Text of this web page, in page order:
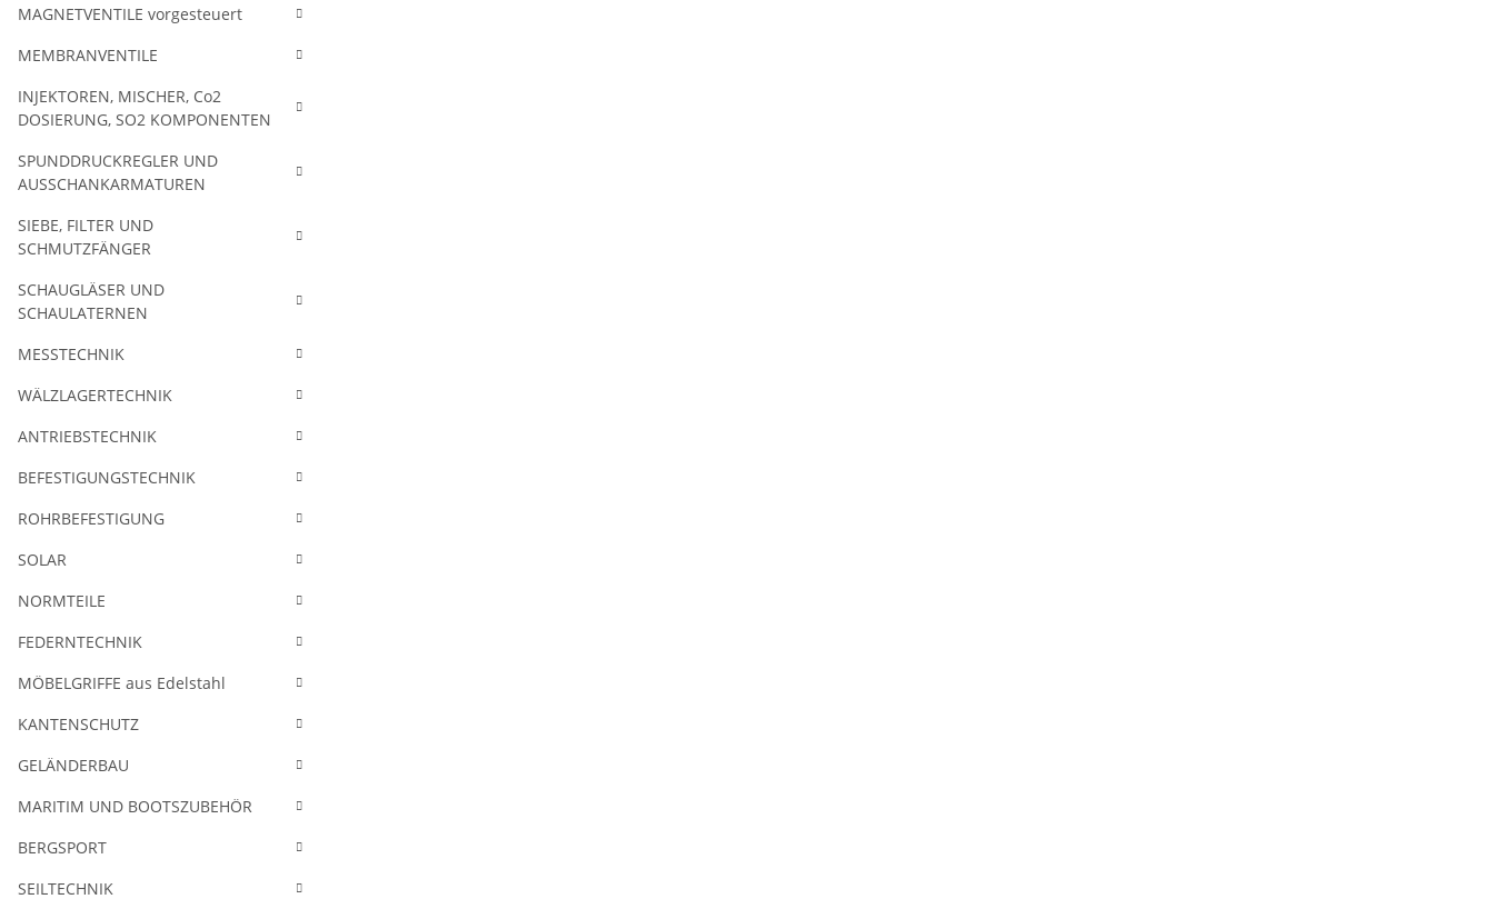
MAGNETVENTILE vorgesteuert
MEMBRANVENTILE
INJEKTOREN, MISCHER, Co2
DOSIERUNG, SO2 KOMPONENTEN
SPUNDDRUCKREGLER UND
AUSSCHANKARMATUREN
SIEBE, FILTER UND
SCHMUTZFÄNGER
SCHAUGLÄSER UND
SCHAULATERNEN
MESSTECHNIK
WÄLZLAGERTECHNIK
ANTRIEBSTECHNIK
BEFESTIGUNGSTECHNIK
ROHRBEFESTIGUNG
SOLAR
NORMTEILE
FEDERNTECHNIK
MÖBELGRIFFE aus Edelstahl
KANTENSCHUTZ
GELÄNDERBAU
MARITIM UND BOOTSZUBEHÖR
BERGSPORT
SEILTECHNIK